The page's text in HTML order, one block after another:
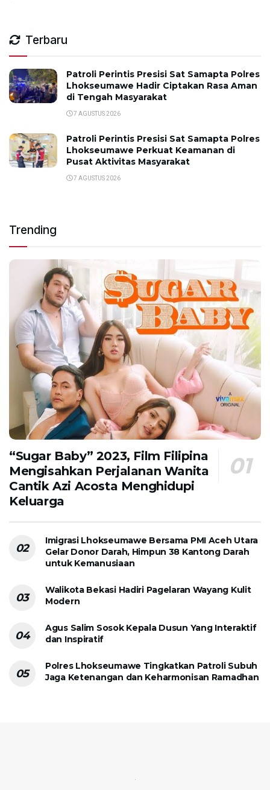
Terbaru
Patroli Perintis Presisi Sat Samapta Polres
Lhokseumawe Hadir Ciptakan Rasa Aman
di Tengah Masyarakat
7 AGUSTUS 2026
Patroli Perintis Presisi Sat Samapta Polres
Lhokseumawe Perkuat Keamanan di
Pusat Aktivitas Masyarakat
7 AGUSTUS 2026
Trending
“Sugar Baby” 2023, Film Filipina
Mengisahkan Perjalanan Wanita
Cantik Azi Acosta Menghidupi
Keluarga
Imigrasi Lhokseumawe Bersama PMI Aceh Utara
Gelar Donor Darah, Himpun 38 Kantong Darah
untuk Kemanusiaan
Walikota Bekasi Hadiri Pagelaran Wayang Kulit
Modern
Agus Salim Sosok Kepala Dusun Yang Interaktif
dan Inspiratif
Polres Lhokseumawe Tingkatkan Patroli Subuh
Jaga Ketenangan dan Keharmonisan Ramadhan